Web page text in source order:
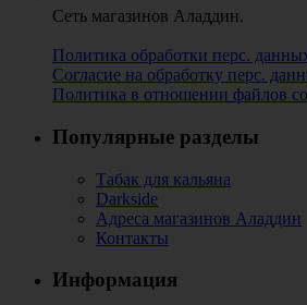
Сеть магазинов Аладдин.
Политика обработки перс.
Согласие на обработку перс.
Политика в отношении файлов
Популярные разделы
Табак для кальяна
Darkside
Адреса магазинов Аладдин
Контакты
Информация